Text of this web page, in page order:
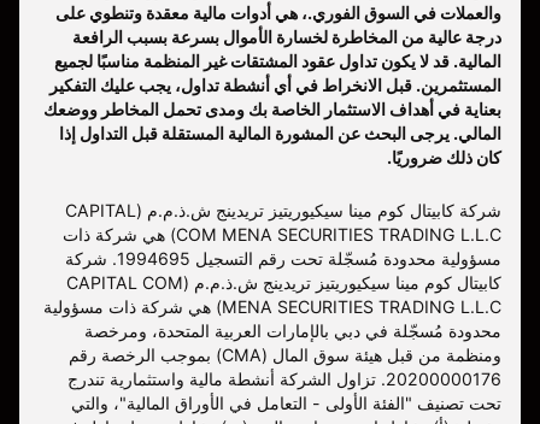
والعملات في السوق الفوري.، هي أدوات مالية معقدة وتنطوي على
درجة عالية من المخاطرة لخسارة الأموال بسرعة بسبب الرافعة
المالية. قد لا يكون تداول عقود المشتقات غير المنظمة مناسبًا لجميع
المستثمرين. قبل الانخراط في أي أنشطة تداول، يجب عليك التفكير
بعناية في أهداف الاستثمار الخاصة بك ومدى تحمل المخاطر ووضعك
المالي. يرجى البحث عن المشورة المالية المستقلة قبل التداول إذا
كان ذلك ضروريًا.
شركة كابيتال كوم مينا سيكيوريتيز تريدينج ش.ذ.م.م (CAPITAL
COM MENA SECURITIES TRADING L.L.C) هي شركة ذات
مسؤولية محدودة مُسجّلة تحت رقم التسجيل 1994695. شركة
كابيتال كوم مينا سيكيوريتيز تريدينج ش.ذ.م.م (CAPITAL COM
MENA SECURITIES TRADING L.L.C) هي شركة ذات مسؤولية
محدودة مُسجّلة في دبي بالإمارات العربية المتحدة، ومرخصة
ومنظمة من قبل هيئة سوق المال (CMA) بموجب الرخصة رقم
20200000176. تزاول الشركة أنشطة مالية واستثمارية تندرج
تحت تصنيف "الفئة الأولى - التعامل في الأوراق المالية"، والتي